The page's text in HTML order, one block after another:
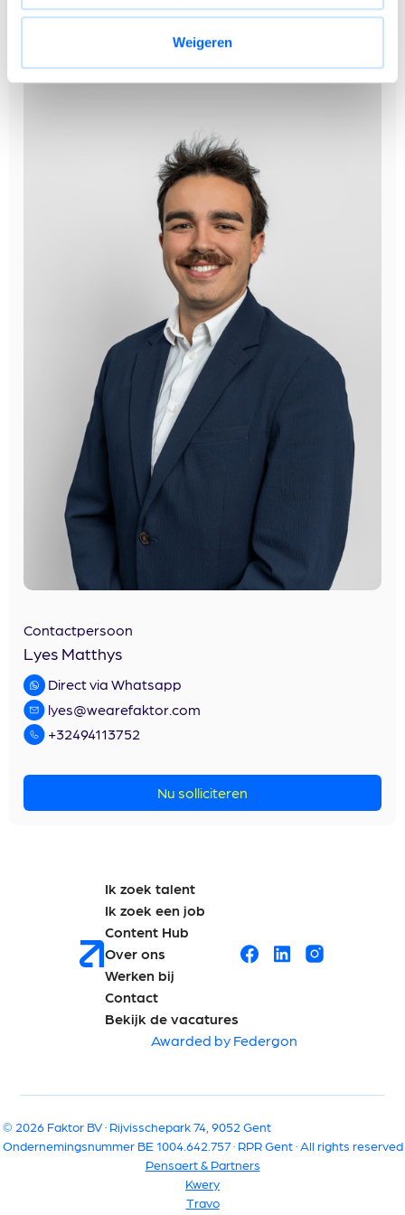
Weigeren
Deze opdracht wordt beheerd door Lyes Matthys, te
Contactpersoon
Lyes Matthys
Direct via Whatsapp
lyes@wearefaktor.com
+32494113752
Nu solliciteren
Ik zoek talent
Ik zoek een job
Content Hub
Over ons
Werken bij
Contact
Bekijk de vacatures
Awarded by Federgon
© 2026 Faktor BV · Rijvisschepark 74, 9052 Gent
Ondernemingsnummer BE 1004.642.757 · RPR Gent · All rights reserved
Pensaert & Partners
Kwery
Travo